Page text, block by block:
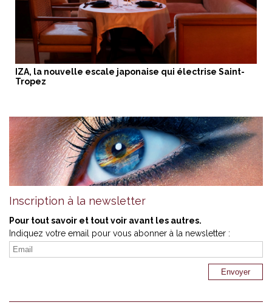
IZA, la nouvelle escale japonaise qui électrise Saint-
Tropez
Inscription à la newsletter
Pour tout savoir et tout voir avant les autres.
Indiquez votre email pour vous abonner à la newsletter :